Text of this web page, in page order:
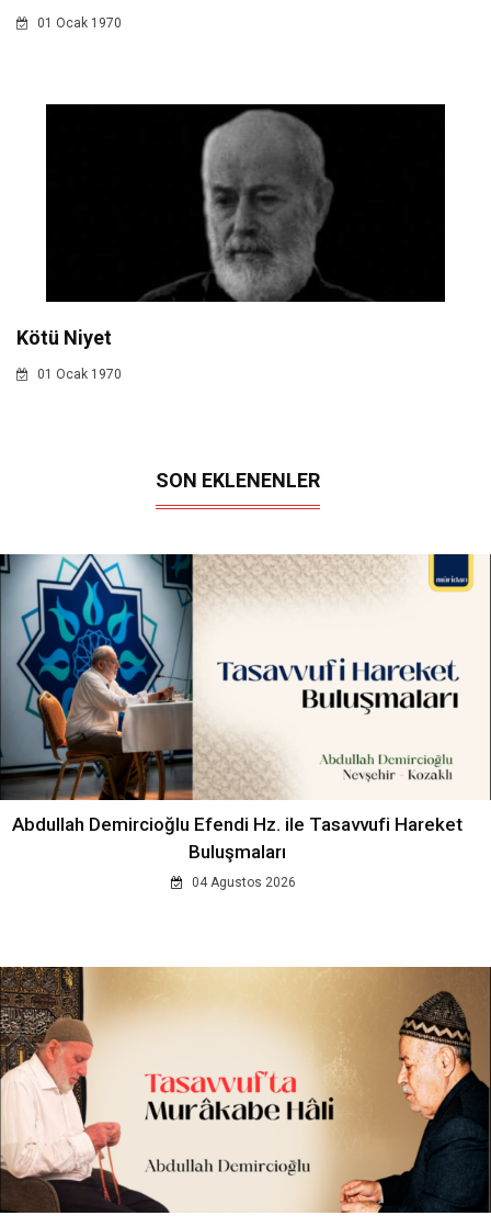
01 Ocak 1970
Kötü Niyet
01 Ocak 1970
SON EKLENENLER
Abdullah Demircioğlu Efendi Hz. ile Tasavvufi Hareket
Buluşmaları
04 Agustos 2026